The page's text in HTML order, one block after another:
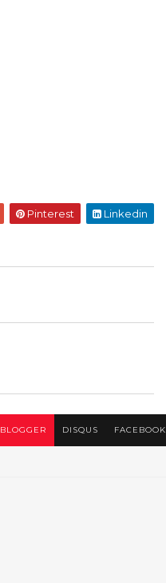
Pinterest Linkedin
BLOGGER DISQUS FACEBOOK